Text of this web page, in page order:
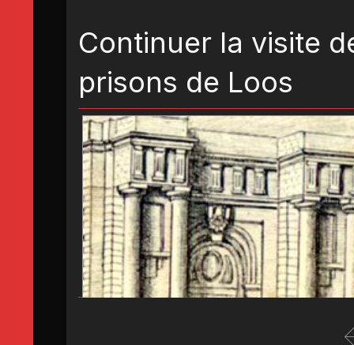
Continuer la visite
prisons de Loos